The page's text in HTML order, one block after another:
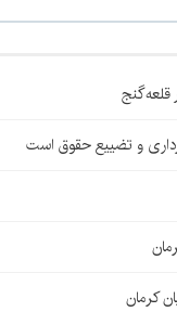
و تضییع حقوق است
کرمان